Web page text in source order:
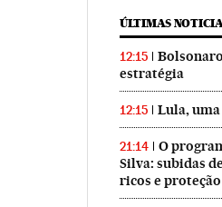
ÚLTIMAS
12:15
estratégia
12:15 Lula,
21:14
O
Silva: subidas
ricos e